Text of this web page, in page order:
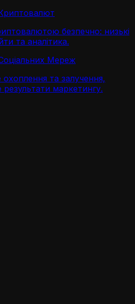
безпечно: низькі
та аналітика.
Мереж
та залучення,
маркетингу.